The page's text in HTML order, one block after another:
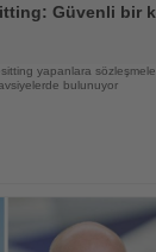
Güvenli bir
yapanlara
bulunuyor